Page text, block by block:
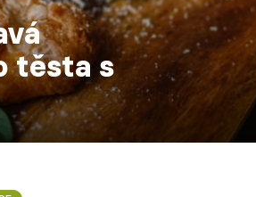
těsta s